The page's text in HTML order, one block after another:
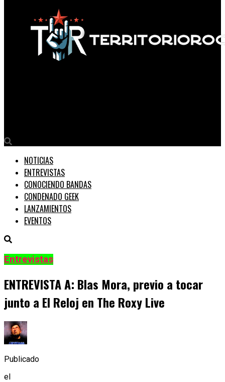
NOTICIAS
ENTREVISTAS
CONOCIENDO BANDAS
CONDENADO GEEK
LANZAMIENTOS
EVENTOS
Entrevistas
ENTREVISTA A: Blas Mora, previo a tocar
junto a El Reloj en The Roxy Live
Publicado
el